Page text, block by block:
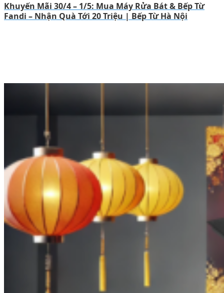
Khuyến Mãi 30/4 – 1/5: Mua Máy Rửa Bát & Bếp Từ
Fandi – Nhận Quà Tới 20 Triệu | Bếp Từ Hà Nội